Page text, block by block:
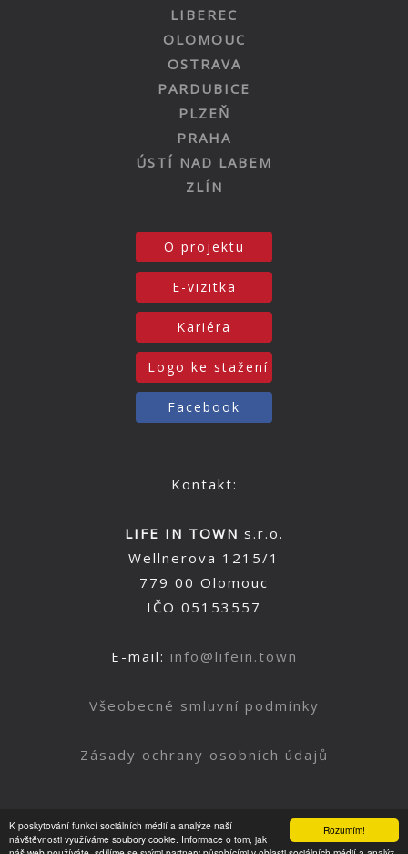
Rozumím!
K poskytování funkcí sociálních médií a analýze naší
návštěvnosti využíváme soubory cookie. Informace o tom, jak
LIBEREC
OLOMOUC
OSTRAVA
PARDUBICE
PLZEŇ
PRAHA
ÚSTÍ NAD LABEM
ZLÍN
O projektu
E-vizitka
Kariéra
Logo ke stažení
Facebook
Kontakt:
LIFE IN TOWN s.r.o.
Wellnerova 1215/1
779 00 Olomouc
IČO 05153557
E-mail: info@lifein.town
Všeobecné smluvní podmínky
Zásady ochrany osobních údajů
Nahoru